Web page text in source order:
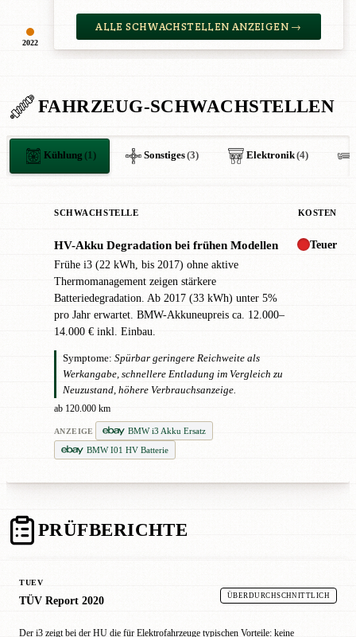
2022
ALLE SCHWACHSTELLEN ANZEIGEN →
FAHRZEUG-SCHWACHSTELLEN
Kühlung (1) Sonstiges(3) Elektronik(4)
SCHWACHSTELLE KOSTEN
HV-Akku Degradation bei frühen Modellen
Frühe i3 (22 kWh, bis 2017) ohne aktive
Thermomanagement zeigen stärkere
Batteriedegradation. Ab 2017 (33 kWh) unter 5%
pro Jahr erwartet. BMW-Akkuneupreis ca. 12.000–
14.000 € inkl. Einbau.
Symptome: Spürbar geringere Reichweite als
Werkangabe, schnellere Entladung im Vergleich zu
Neuzustand, höhere Verbrauchsanzeige.
ab 120.000 km
ANZEIGE
BMW i3 Akku Ersatz
BMW I01 HV Batterie
Teuer
PRÜFBERICHTE
TUEV
TÜV Report 2020 ÜBERDURCHSCHNITTLICH
Der i3 zeigt bei der HU die für Elektrofahrzeuge typischen Vorteile: keine